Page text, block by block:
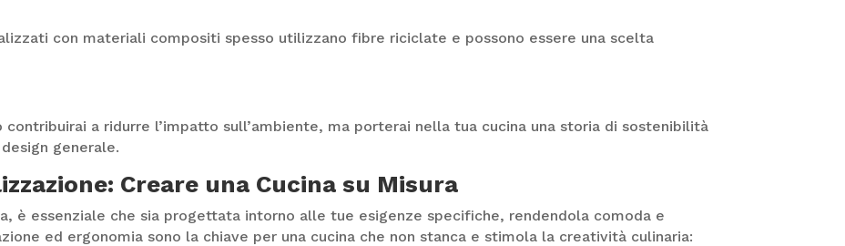
con materiali compositi spesso utilizzano fibre riciclate e possono essere una scelta
a ridurre l’impatto sull’ambiente, ma porterai nella tua cucina una storia di sostenibilità
generale.
Creare una Cucina su Misura
è essenziale che sia progettata intorno alle tue esigenze specifiche, rendendola comoda e
ed ergonomia sono la chiave per una cucina che non stanca e stimola la creatività culinaria: